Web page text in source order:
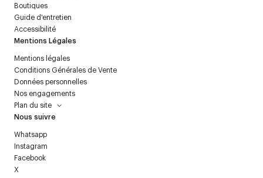
Boutiques
Guide d'entretien
Accessibilité
Mentions Légales
Mentions légales
Conditions Générales de Vente
Données personnelles
Nos engagements
Plan du site
Nous suivre
Whatsapp
Instagram
Facebook
X